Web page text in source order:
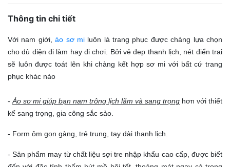
Thông tin chi tiết
Với nam giới,áo sơ miluôn là trang phục được chàng lựa chọn
cho dù diện đi làm hay đi chơi. Bởi vẻ đep thanh lịch, nét điển trai
sẽ luôn được toát lên khi chàng kết hợp sơ mi với bất cứ trang
phục khác nào
-Áo sơ mi giúp bạn nam trông lịch lãm và sang trọng hơn với thiết
kế sang trọng, gia công sắc sảo.
- Form ôm gọn gàng, trẻ trung, tay dài thanh lịch.
- Sản phẩm may từ chất liệu sợi tre nhập khẩu cao cấp, được biết